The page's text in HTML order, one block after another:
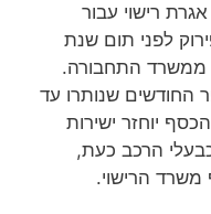
רישוי עבור
לפני תום שנת
ממשרד התחבורה.
החודשים שנותרו עד
יוחזר ישירות
הרכב כעת,
משרד הרישוי.